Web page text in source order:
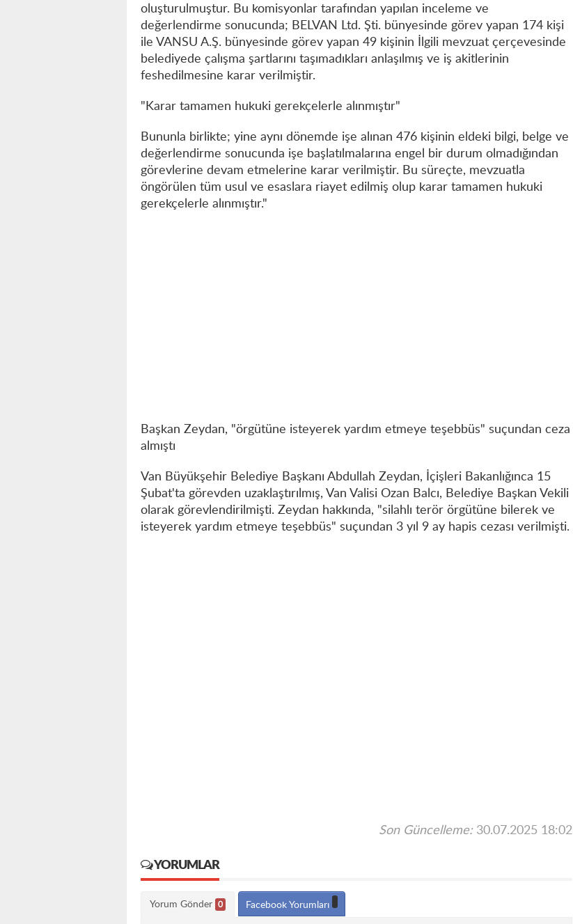
oluşturulmuştur. Bu komisyonlar tarafından yapılan inceleme ve
değerlendirme sonucunda; BELVAN Ltd. Şti. bünyesinde görev yapan 174 kişi
ile VANSU A.Ş. bünyesinde görev yapan 49 kişinin İlgili mevzuat çerçevesinde
belediyede çalışma şartlarını taşımadıkları anlaşılmış ve iş akitlerinin
feshedilmesine karar verilmiştir.
"Karar tamamen hukuki gerekçelerle alınmıştır"
Bununla birlikte; yine aynı dönemde işe alınan 476 kişinin eldeki bilgi, belge ve
değerlendirme sonucunda işe başlatılmalarına engel bir durum olmadığından
görevlerine devam etmelerine karar verilmiştir. Bu süreçte, mevzuatla
öngörülen tüm usul ve esaslara riayet edilmiş olup karar tamamen hukuki
gerekçelerle alınmıştır."
Başkan Zeydan, "örgütüne isteyerek yardım etmeye teşebbüs" suçundan ceza
almıştı
Van Büyükşehir Belediye Başkanı Abdullah Zeydan, İçişleri Bakanlığınca 15
Şubat'ta görevden uzaklaştırılmış, Van Valisi Ozan Balcı, Belediye Başkan Vekili
olarak görevlendirilmişti. Zeydan hakkında, "silahlı terör örgütüne bilerek ve
isteyerek yardım etmeye teşebbüs" suçundan 3 yıl 9 ay hapis cezası verilmişti.
Son Güncelleme: 30.07.2025 18:02
YORUMLAR
Yorum Gönder 0 Facebook Yorumları